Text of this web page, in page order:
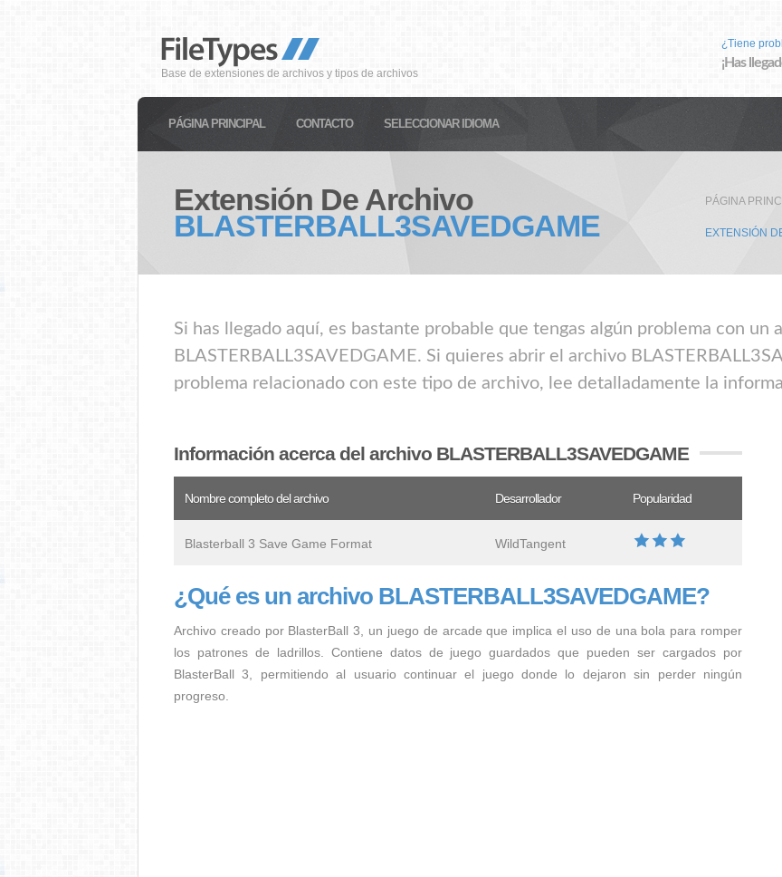
Base de extensiones de archivos y tipos de archivos
¿Tiene
¡Has
PÁGINA PRINCIPAL CONTACTO SELECCIONAR IDIOMA
Extensión De Archivo
BLASTERBALL3SAVEDGAME
PÁGINA
EXTENSIÓN
Si has llegado aquí, es bastante probable que tengas algún problema con un
BLASTERBALL3SAVEDGAME. Si quieres abrir el archivo
problema relacionado con este tipo de archivo, lee detalladamente la
Información acerca del archivo BLASTERBALL3SAVEDGAME
Nombre completo del archivo Desarrollador Popularidad
Blasterball 3 Save Game Format WildTangent
¿Qué es un archivo BLASTERBALL3SAVEDGAME?
Archivo creado por BlasterBall 3, un juego de arcade que implica el uso de una bola para romper
los patrones de ladrillos. Contiene datos de juego guardados que pueden ser cargados por
BlasterBall 3, permitiendo al usuario continuar el juego donde lo dejaron sin perder ningún
progreso.